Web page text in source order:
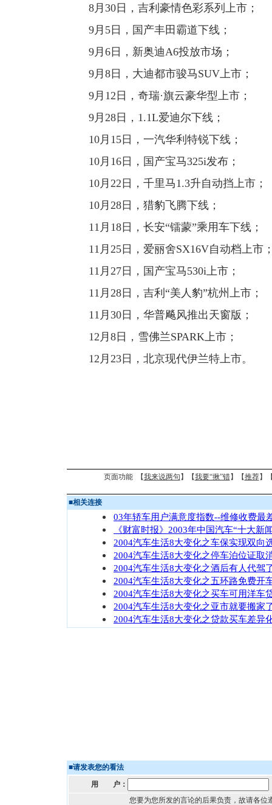
8月30日，吉利豪情色彩系列上市；
9月5日，国产丰田霸道下线；
9月6日，新奥迪A6投放市场；
9月8日，大迪都市骏马SUV上市；
9月12日，奇瑞·旗云豪华型上市；
9月28日，1.1L爱迪尔下线；
10月15日，一汽华利特锐下线；
10月16日，国产宝马325i发布；
10月22日，千里马1.3升自动挡上市；
10月28日，猎豹飞腾下线；
11月18日，长安“镭蒙”乘用车下线；
11月25日，爱丽舍SX16V自动档上市
11月27日，国产宝马530i上市；
11月28日，吉利“美人豹”杭州上市；
11月30日，华普飚风推出天窗版；
12月8日，雪佛兰SPARK上市；
12月23日，北京现代伊兰特上市。
页面功能 【我来说两句 】【我要“揪”错】【推荐】
■相关连接
03年轿车用户满意度指数--维修收费最
《财富时报》2003年中国汽车“十大新
2004汽车生活8大变化之车保实现双向
2004汽车生活8大变化之停车泊位证取
2004汽车生活8大变化之酒后有人代驾
2004汽车生活8大变化之五环路免费开
2004汽车生活8大变化之买车可用洋车
2004汽车生活8大变化之亚市就要搬家
2004汽车生活8大变化之贷款买车差异
■请发表您的看法
用 户：
您要为您所发的言论的后果负责，故请各位